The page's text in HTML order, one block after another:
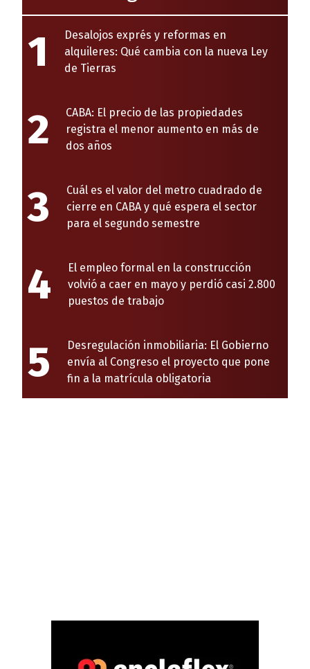
1
Desalojos exprés y reformas en
alquileres: Qué cambia con la nueva Ley
de Tierras
2
CABA: El precio de las propiedades
registra el menor aumento en más de
dos años
3
Cuál es el valor del metro cuadrado de
cierre en CABA y qué espera el sector
para el segundo semestre
4
El empleo formal en la construcción
volvió a caer en mayo y perdió casi 2.800
puestos de trabajo
5
Desregulación inmobiliaria: El Gobierno
envía al Congreso el proyecto que pone
fin a la matrícula obligatoria